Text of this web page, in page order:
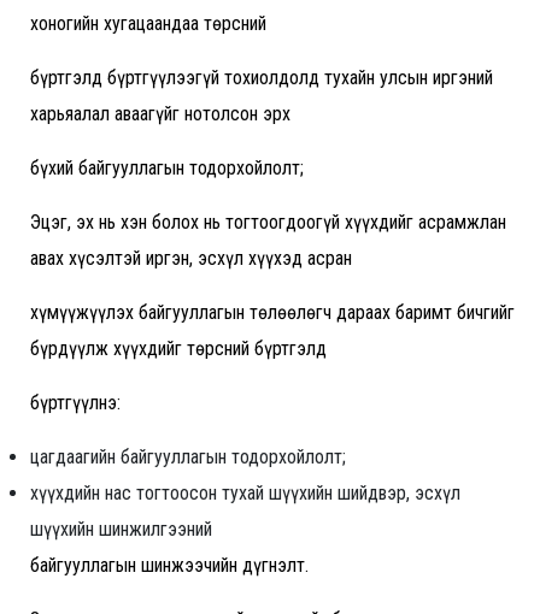
хоногийн хугацаандаа төрсний
бүртгэлд бүртгүүлээгүй тохиолдолд тухайн улсын иргэний
харьяалал аваагүйг нотолсон эрх
бүхий байгууллагын тодорхойлолт;
Эцэг, эх нь хэн болох нь тогтоогдоогүй хүүхдийг асрамжлан
авах хүсэлтэй иргэн, эсхүл хүүхэд асран
хүмүүжүүлэх байгууллагын төлөөлөгч дараах баримт бичгийг
бүрдүүлж хүүхдийг төрсний бүртгэлд
бүртгүүлнэ:
цагдаагийн байгууллагын тодорхойлолт;
хүүхдийн нас тогтоосон тухай шүүхийн шийдвэр, эсхүл
шүүхийн шинжилгээний
байгууллагын шинжээчийн дүгнэлт.